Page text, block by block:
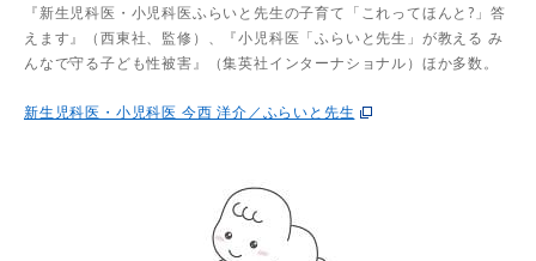
『新生児科医・小児科医ふらいと先生の子育て「これってほんと?」答
えます』（西東社、監修）、『小児科医「ふらいと先生」が教える み
んなで守る子ども性被害』（集英社インターナショナル）ほか多数。
新生児科医・小児科医 今西 洋介／ふらいと先生